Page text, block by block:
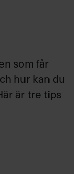
som får
hur kan du
är tre tips